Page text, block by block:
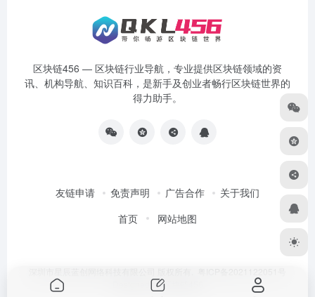
区块链456 — 区块链行业导航，专业提供区块链领域的资
讯、机构导航、知识百科，是新手及创业者畅行区块链世界的
得力助手。
友链申请 免责声明 广告合作
关于我们
首页
网站地图
Designed by区块链456